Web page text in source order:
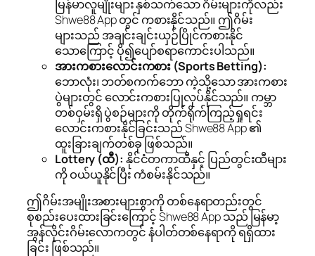
မြန်မာလူမျိုးများ နှစ်သက်သော ဂိမ်းများကိုလည်း
Shwe88 App တွင် ကစားနိုင်သည်။ ဤဂိမ်း
များသည် အချင်းချင်းယှဉ်ပြိုင်ကစားနိုင်
သောကြောင့် ပို၍ပျော်စရာကောင်းပါသည်။
အားကစားလောင်းကစား (Sports Betting):
ဘောလုံး၊ ဘတ်စကက်ဘော ကဲ့သို့သော အားကစား
ပွဲများတွင် လောင်းကစားပြုလုပ်နိုင်သည်။ ကမ္ဘာ
တစ်ဝှမ်းရှိ ပွဲစဉ်များကို တိုက်ရိုက်ကြည့်ရှုရင်း
လောင်းကစားနိုင်ခြင်းသည် Shwe88 App ၏
ထူးခြားချက်တစ်ခု ဖြစ်သည်။
Lottery (ထီ): နိုင်ငံတကာထီနှင့် ပြည်တွင်းထီများ
ကို ဝယ်ယူနိုင်ပြီး ကံစမ်းနိုင်သည်။
ဤဂိမ်းအမျိုးအစားများစွာကို တစ်နေရာတည်းတွင်
စုစည်းပေးထားခြင်းကြောင့် Shwe88 App သည် မြန်မာ့
အွန်လိုင်းဂိမ်းလောကတွင် နံပါတ်တစ်နေရာကို ရရှိထား
ခြင်း ဖြစ်သည်။